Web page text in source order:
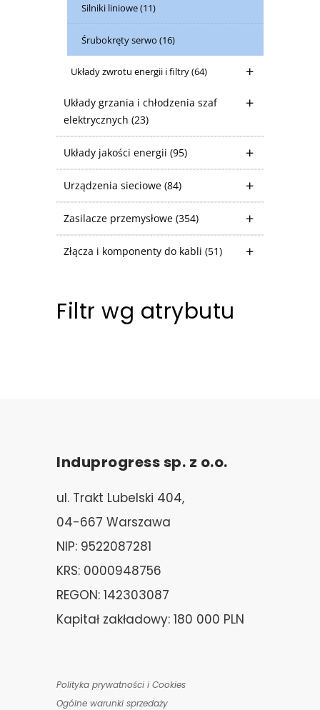
Silniki liniowe(11)
Śrubokręty serwo (16)
Układy zwrotu energii i filtry(64)
Układy grzania i chłodzenia szaf
elektrycznych (23)
Układy jakości energii (95)
Urządzenia sieciowe (84)
Zasilacze przemysłowe (354)
Złącza i komponenty do kabli (51)
Filtr wg atrybutu
Induprogress sp. z o.o.
ul. Trakt Lubelski 404,
04-667 Warszawa
NIP: 9522087281
KRS: 0000948756
REGON: 142303087
Kapitał zakładowy: 180 000 PLN
Polityka prywatności i Cookies
Ogólne warunki sprzedaży